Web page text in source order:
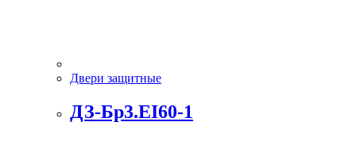
Двери защитные
ДЗ-Бр3.EI60-1